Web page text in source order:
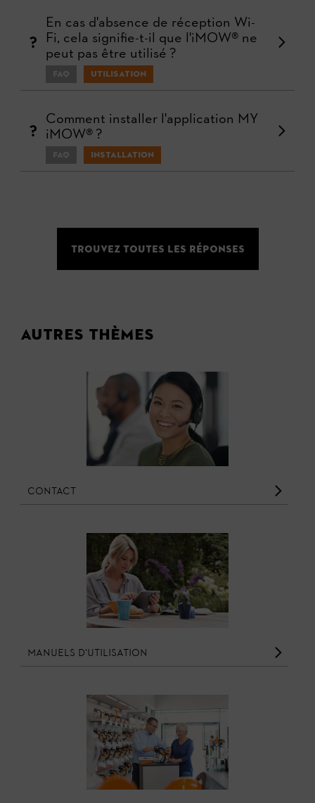
En cas d'absence de réception Wi-
Fi, cela signifie-t-il que l'iMOW® ne
peut pas être utilisé ?
FAQ Utilisation
Comment installer l'application MY
iMOW® ?
FAQ Installation
Trouvez toutes les réponses
Autres thèmes
Contact
Manuels d'utilisation